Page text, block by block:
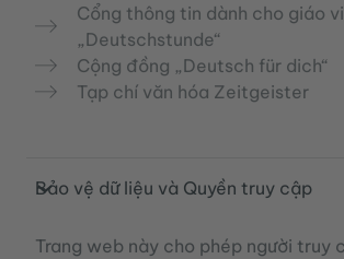
Cổng thông tin dành cho giáo
„Deutschstunde“
Cộng đồng „Deutsch für dich“
Tạp chí văn hóa Zeitgeister
Bảo vệ dữ liệu và Quyền truy cập
Trang web này cho phép người truy